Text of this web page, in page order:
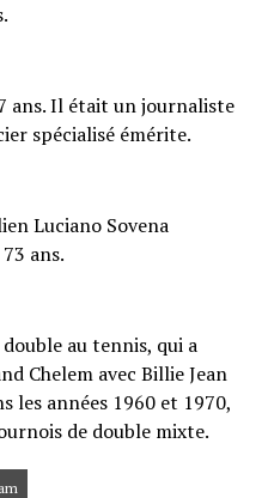
ans. Il était un journaliste
spécialisé émérite.
Luciano Sovena
ans.
au tennis, qui a
Chelem avec Billie Jean
les années 1960 et 1970,
de double mixte.